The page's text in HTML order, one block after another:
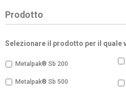
Prodotto
Selezionare il prodotto per il quale
Metalpak® Sb 200
Metalpak® Sb 500